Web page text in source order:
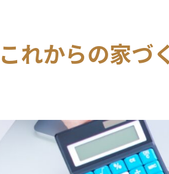
これからの家づ